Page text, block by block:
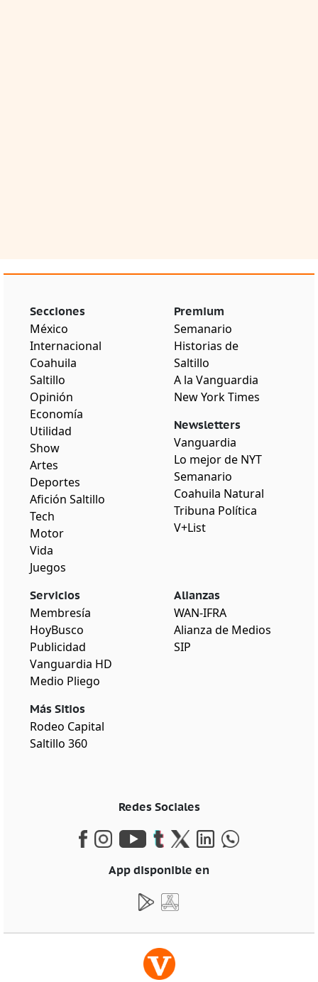
Secciones
México
Internacional
Coahuila
Saltillo
Opinión
Economía
Utilidad
Show
Artes
Deportes
Afición Saltillo
Tech
Motor
Vida
Juegos
Premium
Semanario
Historias de
Saltillo
A la Vanguardia
New York Times
Newsletters
Vanguardia
Lo mejor de NYT
Semanario
Coahuila Natural
Tribuna Política
V+List
Servicios
Membresía
HoyBusco
Publicidad
Vanguardia HD
Medio Pliego
Más Sitios
Rodeo Capital
Saltillo 360
Alianzas
WAN-IFRA
Alianza de Medios
SIP
Redes Sociales
App disponible en